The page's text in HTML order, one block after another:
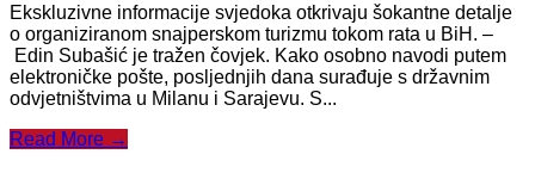
Ekskluzivne informacije svjedoka otkrivaju šokantne detalje
o organiziranom snajperskom turizmu tokom rata u BiH. –
Edin Subašić je tražen čovjek. Kako osobno navodi putem
elektroničke pošte, posljednjih dana surađuje s državnim
odvjetništvima u Milanu i Sarajevu. S...
Read More →